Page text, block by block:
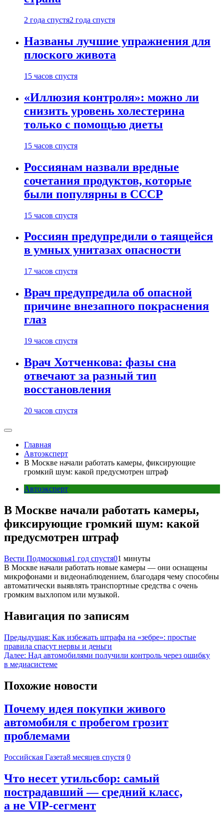
2 года спустя2 года спустя
Названы лучшие упражнения для
плоского живота
15 часов спустя
«Иллюзия контроля»: можно ли
снизить уровень холестерина
только с помощью диеты
15 часов спустя
Россиянам назвали вредные
сочетания продуктов, которые
были популярны в СССР
15 часов спустя
Россиян предупредили о таящейся
в умных унитазах опасности
17 часов спустя
Врач предупредила об опасной
причине внезапного покраснения
глаз
19 часов спустя
Врач Хотченкова: фазы сна
отвечают за разный тип
восстановления
20 часов спустя
Главная
Автоэксперт
В Москве начали работать камеры, фиксирующие
громкий шум: какой предусмотрен штраф
Автоэксперт
В Москве начали работать камеры,
фиксирующие громкий шум: какой
предусмотрен штраф
Вести Подмосковья1 год спустя01 минуты
В Москве начали работать новые камеры — они оснащены
микрофонами и видеонаблюдением, благодаря чему способны
автоматически выявлять транспортные средства с очень
громким выхлопом или музыкой.
Навигация по записям
Предыдущая: Как избежать штрафа на «зебре»: простые
правила спасут нервы и деньги
Далее: Над автомобилями получили контроль через ошибку
в медиасистеме
Похожие новости
Почему идея покупки живого
автомобиля с пробегом грозит
проблемами
Российская Газета8 месяцев спустя 0
Что несет утильсбор: самый
пострадавший — средний класс,
а не VIP-сегмент